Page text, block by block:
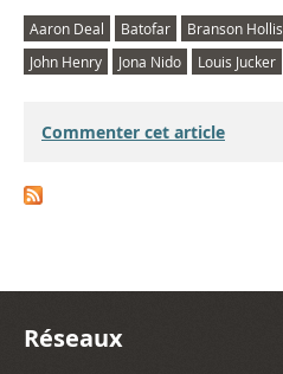
Aaron Deal Batofar Branson Hollis
John Henry
Jona Nido Louis Jucker
Commenter cet article
Réseaux